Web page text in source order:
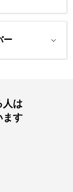
ー
人は
ます